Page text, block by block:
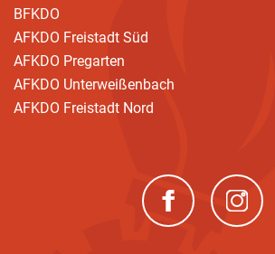
BFKDO
AFKDO Freistadt Süd
AFKDO Pregarten
AFKDO Unterweißenbach
AFKDO Freistadt Nord
(neues Fenster)